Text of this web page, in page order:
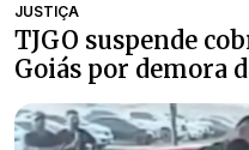
JUSTIÇA
TJGO suspende
Goiás por demora